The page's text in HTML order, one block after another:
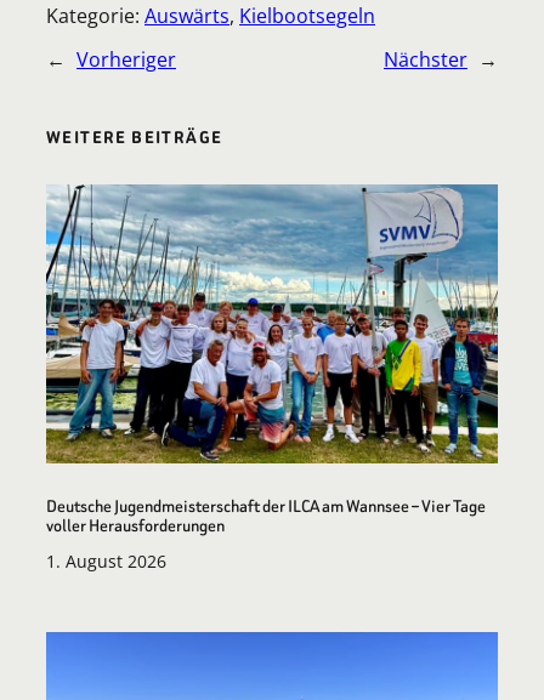
Kategorie: Auswärts, Kielbootsegeln
← Vorheriger Nächster →
WEITERE BEITRÄGE
Deutsche Jugendmeisterschaft der ILCA am Wannsee – Vier Tage
voller Herausforderungen
1. August 2026